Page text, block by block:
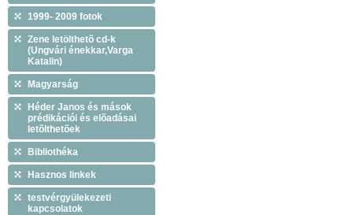
1999- 2009 fotok
Zene letölthetõ cd-k
(Ungvári énekkar,Varga
Katalin)
Magyarság
Héder Janos és mások
prédikációi és elõadásai
letõlthetõek
Bibliothéka
Hasznos linkek
testvérgyülekezeti
kapcsolatok